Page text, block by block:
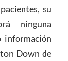
su
ninguna
información
Down de